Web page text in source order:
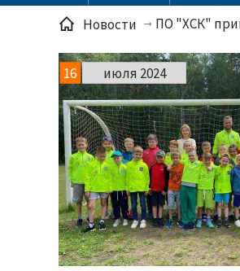
Новости ПО "ХСК"
16 июля 2024